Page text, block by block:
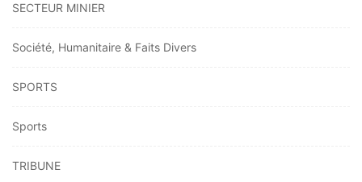
SECTEUR MINIER
Société, Humanitaire & Faits Divers
SPORTS
Sports
TRIBUNE